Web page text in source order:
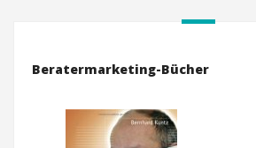
Beratermarketing-Bücher